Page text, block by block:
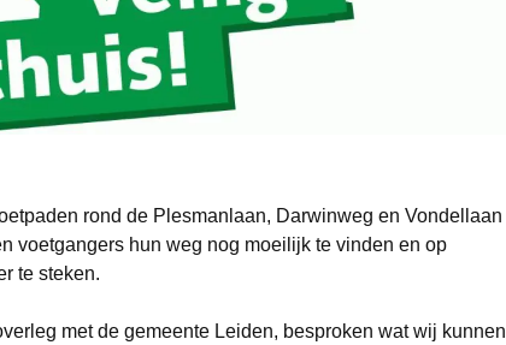
rond de Plesmanlaan, Darwinweg en Vondellaan
voetgangers hun weg nog moeilijk te vinden en op
te steken.
met de gemeente Leiden, besproken wat wij kunnen